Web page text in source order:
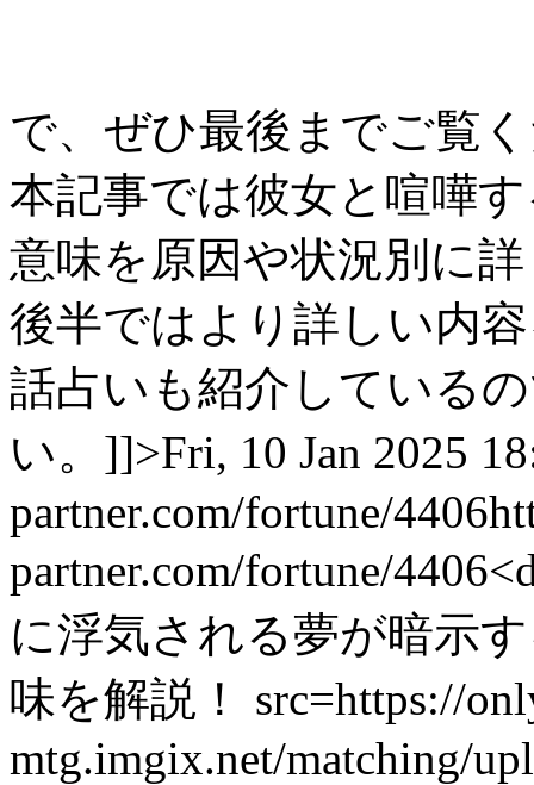
で、ぜひ最後までご覧
本記事では彼女と喧嘩
意味を原因や状況別に
後半ではより詳しい内
話占いも紹介している
い。]]>Fri, 10 Jan 2025
partner.com/fortune/4406
partner.com/fortune/4406
に浮気される夢が暗示
味を解説！ src=https://
mtg.imgix.net/matching/